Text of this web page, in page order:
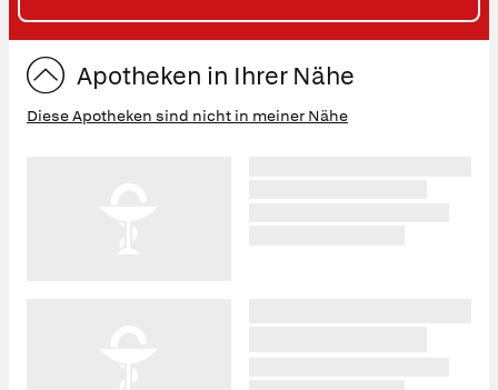
Apotheken in Ihrer Nähe
Diese Apotheken sind nicht in meiner Nähe